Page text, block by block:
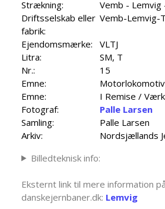
Strækning:
Vemb - Lemvig
Driftsselskab eller
fabrik:
Vemb-Lemvig-
Ejendomsmærke:
VLTJ
Litra:
SM, T
Nr.:
15
Emne:
Emne:
I Remise /
Fotograf:
Palle Larsen
Samling:
Palle Larsen
Arkiv:
Nordsjællands
Billedteknisk info:
Eksternt link til mere information på
danskejernbaner.dk: Lemvig